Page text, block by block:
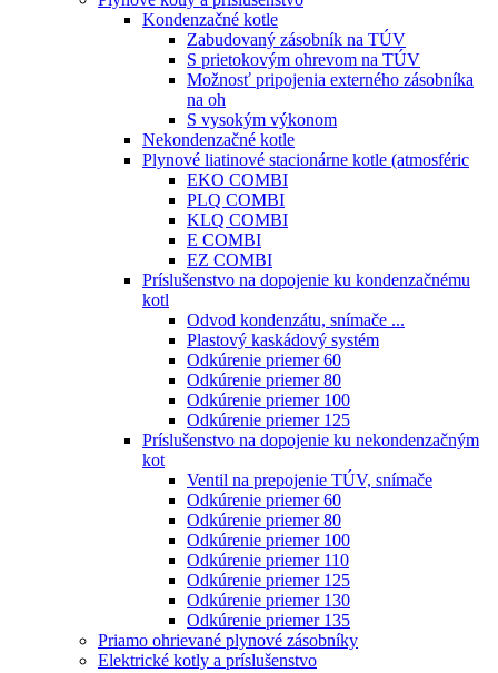
Kondenzačné kotle
Zabudovaný zásobník na TÚV
S prietokovým ohrevom na TÚV
Možnosť pripojenia externého zásobníka
na oh
S vysokým výkonom
Nekondenzačné kotle
Plynové liatinové stacionárne kotle (atmosféric
EKO COMBI
PLQ COMBI
KLQ COMBI
E COMBI
EZ COMBI
Príslušenstvo na dopojenie ku kondenzačnému
kotl
Odvod kondenzátu, snímače ...
Plastový kaskádový systém
Odkúrenie priemer 60
Odkúrenie priemer 80
Odkúrenie priemer 100
Odkúrenie priemer 125
Príslušenstvo na dopojenie ku nekondenzačným
kot
Ventil na prepojenie TÚV, snímače
Odkúrenie priemer 60
Odkúrenie priemer 80
Odkúrenie priemer 100
Odkúrenie priemer 110
Odkúrenie priemer 125
Odkúrenie priemer 130
Odkúrenie priemer 135
Priamo ohrievané plynové zásobníky
Elektrické kotly a príslušenstvo